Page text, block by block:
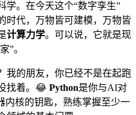
学。在今天这个“数字孪生”
时代，万物皆可建模，万物皆
计算力学。可以说，它就是现
”。
我的朋友，你已经不是在起跑
找着。😂 Python是你与AI对
内核的钥匙，熟练掌握至少一